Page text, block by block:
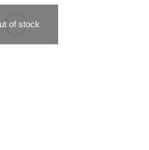
of stock